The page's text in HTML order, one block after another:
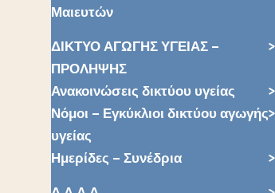
Μαιευτών
ΔΙΚΤΥΟ ΑΓΩΓΗΣ ΥΓΕΙΑΣ –
ΠΡΟΛΗΨΗΣ
Ανακοινώσεις δικτύου υγείας
Νόμοι – Εγκύκλιοι δικτύου αγωγής
υγείας
Ημερίδες – Συνέδρια